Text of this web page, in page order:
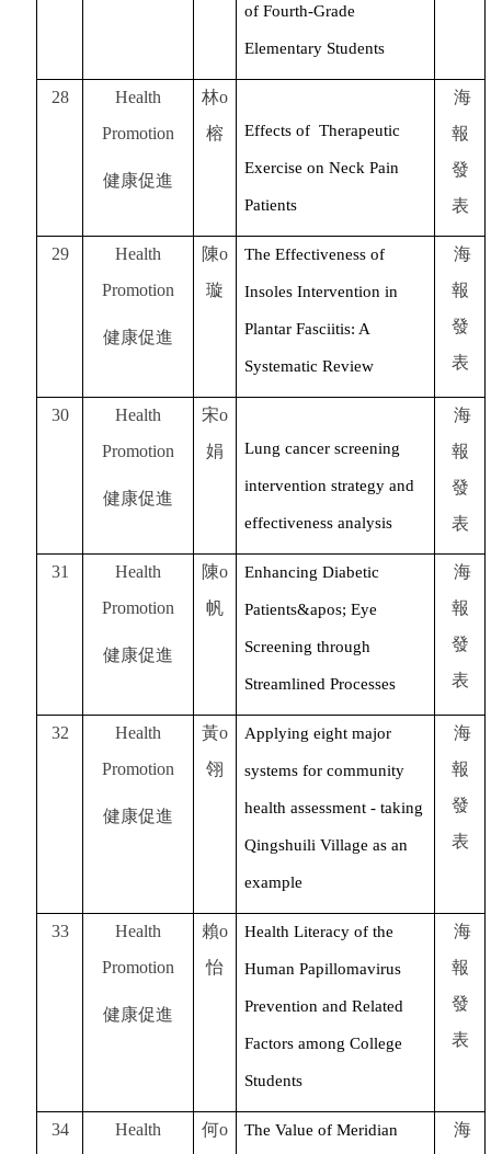
of Fourth-Grade
Elementary Students
28
Health
Promotion
健康促進
林o
榕
Effects of Therapeutic
Exercise on Neck Pain
Patients
海
報
發
表
29
Health
Promotion
健康促進
陳o
璇
The Effectiveness of
Insoles Intervention in
Plantar Fasciitis: A
Systematic Review
海
報
發
表
30
Health
Promotion
健康促進
宋o
娟
Lung cancer screening
intervention strategy and
effectiveness analysis
海
報
發
表
31
Health
Promotion
健康促進
陳o
帆
Enhancing Diabetic
Patients&apos; Eye
Screening through
Streamlined Processes
海
報
發
表
32
Health
Promotion
健康促進
黃o
翎
Applying eight major
systems for community
health assessment - taking
Qingshuili Village as an
example
海
報
發
表
33
Health
Promotion
健康促進
賴o
怡
Health Literacy of the
Human Papillomavirus
Prevention and Related
Factors among College
Students
海
報
發
表
34 Health 何o The Value of Meridian 海